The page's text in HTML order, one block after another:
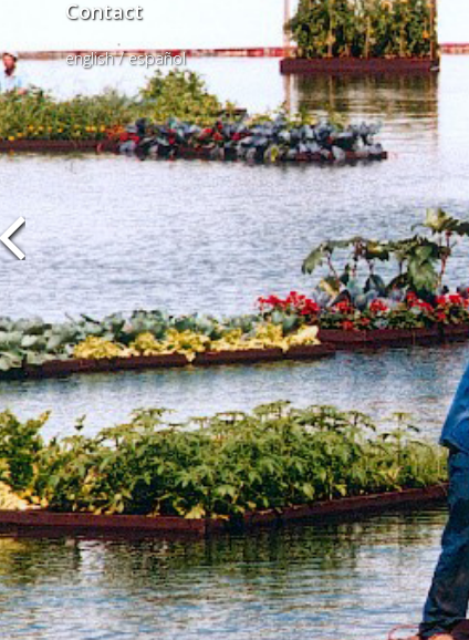
Contact
english/español